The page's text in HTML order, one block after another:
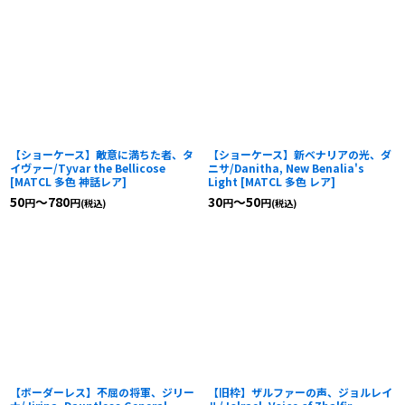
【ショーケース】敵意に満ちた者、タ
イヴァー/Tyvar the Bellicose
[MATCL 多色 神話レア]
50円～780円(税込)
【ショーケース】新ベナリアの光、ダ
ニサ/Danitha, New Benalia's
Light [MATCL 多色 レア]
30円～50円(税込)
【ボーダーレス】不屈の将軍、ジリー
【旧枠】ザルファーの声、ジョルレイ